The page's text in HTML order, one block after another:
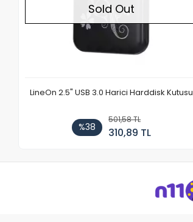
Sold Out
LineOn 2.5" USB 3.0 Harici Harddisk Kutusu
%38
501,58 TL
310,89 TL